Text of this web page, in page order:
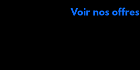
Voir nos offres